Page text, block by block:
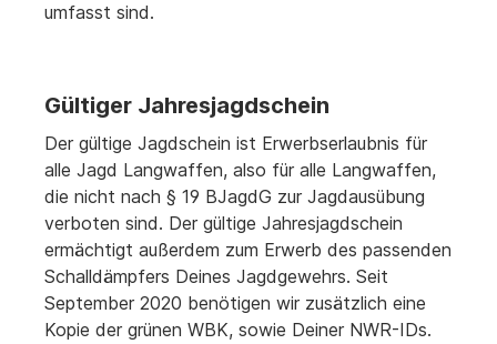
umfasst sind.
Gültiger Jahresjagdschein
Der gültige Jagdschein ist Erwerbserlaubnis für
alle Jagd Langwaffen, also für alle Langwaffen,
die nicht nach § 19 BJagdG zur Jagdausübung
verboten sind. Der gültige Jahresjagdschein
ermächtigt außerdem zum Erwerb des passenden
Schalldämpfers Deines Jagdgewehrs. Seit
September 2020 benötigen wir zusätzlich eine
Kopie der grünen WBK, sowie Deiner NWR-IDs.